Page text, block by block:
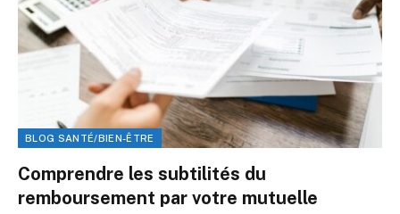
BLOG SANTÉ/BIEN-ÊTRE
Comprendre les subtilités du
remboursement par votre mutuelle